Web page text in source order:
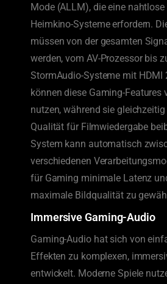
Mode (ALLM), die eine
Heimkino-Systeme erfordern.
müssen von der gesamten
werden, vom AV-Prozessor bis
StormAudio-Systeme mit HDMI
können diese Gaming-Features
nutzen, während sie
Qualität für Filmwiedergabe
System kann automatisch
verschiedenen
für Gaming minimale Latenz
maximale Bildqualität zu
Immersive Gaming-Audio
Gaming-Audio hat sich von
Effekten zu komplexen,
entwickelt. Moderne Spiele